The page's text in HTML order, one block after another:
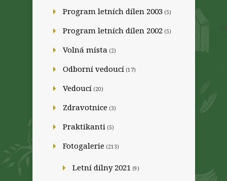
Program letních dílen 2003 (5)
Program letních dílen 2002 (5)
Volná místa (2)
Odborní vedoucí (17)
Vedoucí (20)
Zdravotnice (3)
Praktikanti (5)
Fotogalerie (213)
Letní dílny 2021 (9)